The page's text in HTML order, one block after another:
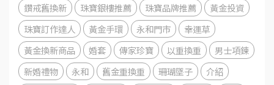
鑽戒舊換新
珠寶銀樓推薦 珠寶品牌推薦
黃金投資
珠寶訂作達人
黃金手環 永和門市
幸運草
黃金換新商品
婚套 傳家珍寶 以重換重
男士項鍊
新婚禮物
永和 舊金重換重 珊瑚墜子
介紹